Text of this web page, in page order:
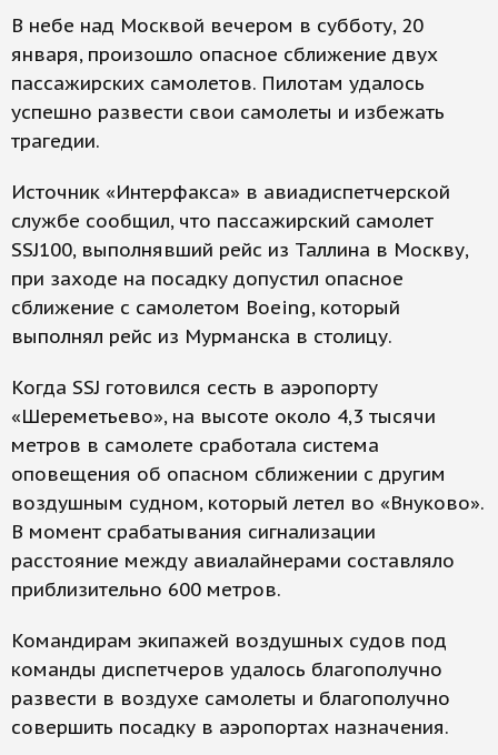
В небе над Москвой вечером в субботу, 20
января, произошло опасное сближение двух
пассажирских самолетов. Пилотам удалось
успешно развести свои самолеты и избежать
трагедии.
Источник «Интерфакса» в авиадиспетчерской
службе сообщил, что пассажирский самолет
SSJ100, выполнявший рейс из Таллина в Москву,
при заходе на посадку допустил опасное
сближение с самолетом Boeing, который
выполнял рейс из Мурманска в столицу.
Когда SSJ готовился сесть в аэропорту
«Шереметьево», на высоте около 4,3 тысячи
метров в самолете сработала система
оповещения об опасном сближении с другим
воздушным судном, который летел во «Внуково».
В момент срабатывания сигнализации
расстояние между авиалайнерами составляло
приблизительно 600 метров.
Командирам экипажей воздушных судов под
команды диспетчеров удалось благополучно
развести в воздухе самолеты и благополучно
совершить посадку в аэропортах назначения.